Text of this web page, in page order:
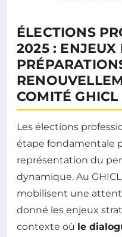
ÉLECTIONS
2025 : ENJEUX
COMITÉ GHICL
Les élections
étape fondamentale
représentation du
dynamique. Au
mobilisent une
donné les enjeux
contexte où le